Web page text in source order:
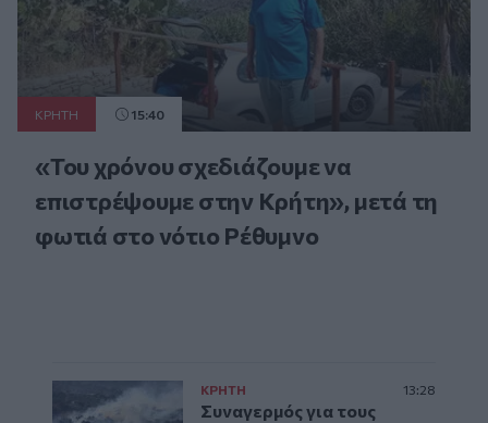
ΚΡΗΤΗ 15:40
«Του χρόνου σχεδιάζουμε να
επιστρέψουμε στην Κρήτη», μετά τη
φωτιά στο νότιο Ρέθυμνο
ΚΡΗΤΗ 13:28
Συναγερμός για τους